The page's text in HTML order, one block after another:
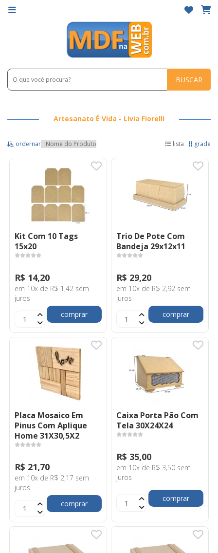
BUSCAR
Artesanato É Vida - Livia Fiorelli
ordernar lista grade
Kit Com 10 Tags
15x20
R$ 14,20
em 10x de R$ 1,42 sem
juros
comprar
Trio De Pote Com
Bandeja 29x12x11
R$ 29,20
em 10x de R$ 2,92 sem
juros
comprar
Placa Mosaico Em
Pinus Com Aplique
Home 31X30,5X2
R$ 21,70
em 10x de R$ 2,17 sem
juros
comprar
Caixa Porta Pão Com
Tela 30X24X24
R$ 35,00
em 10x de R$ 3,50 sem
juros
comprar